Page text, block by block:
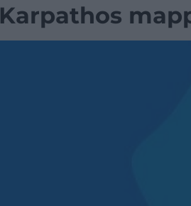
Karpathos